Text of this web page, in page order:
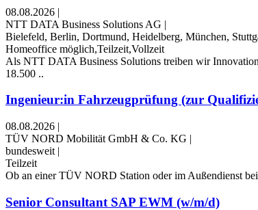
08.08.2026 |
NTT DATA Business Solutions AG |
Bielefeld, Berlin, Dortmund, Heidelberg, München,
Homeoffice möglich,Teilzeit,Vollzeit
Als NTT DATA Business Solutions treiben wir
18.500 ..
Ingenieur:in Fahrzeugprüfung (zur
08.08.2026 |
TÜV NORD Mobilität GmbH & Co. KG |
bundesweit |
Teilzeit
Ob an einer TÜV NORD Station oder im Außendienst
Senior Consultant SAP EWM (w/m/d)